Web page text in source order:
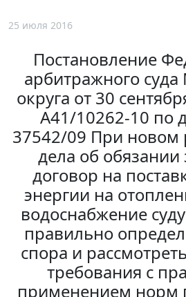
25 июля 2016
Постановление
арбитражного суда
округа от 30
А41/10262-10 по
37542/09 При новом
дела об
договор на
энергии на
водоснабжение
правильно
спора и
требования с
применением норм